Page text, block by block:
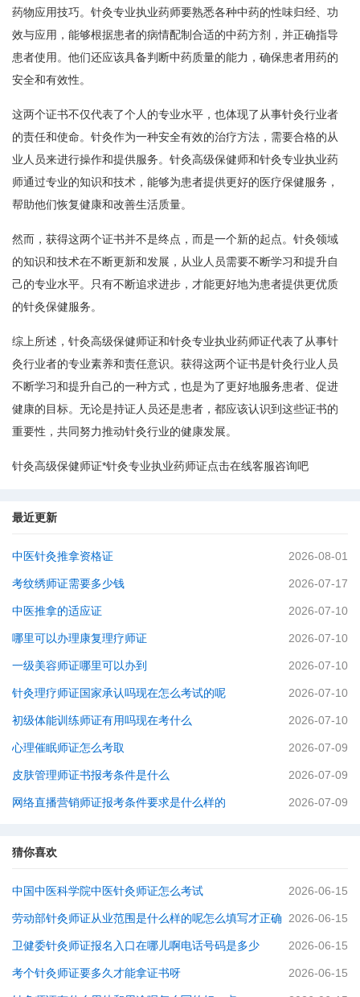
药物应用技巧。针灸专业执业药师要熟悉各种中药的性味归经、功
效与应用，能够根据患者的病情配制合适的中药方剂，并正确指导
患者使用。他们还应该具备判断中药质量的能力，确保患者用药的
安全和有效性。
这两个证书不仅代表了个人的专业水平，也体现了从事针灸行业者
的责任和使命。针灸作为一种安全有效的治疗方法，需要合格的从
业人员来进行操作和提供服务。针灸高级保健师和针灸专业执业药
师通过专业的知识和技术，能够为患者提供更好的医疗保健服务，
帮助他们恢复健康和改善生活质量。
然而，获得这两个证书并不是终点，而是一个新的起点。针灸领域
的知识和技术在不断更新和发展，从业人员需要不断学习和提升自
己的专业水平。只有不断追求进步，才能更好地为患者提供更优质
的针灸保健服务。
综上所述，针灸高级保健师证和针灸专业执业药师证代表了从事针
灸行业者的专业素养和责任意识。获得这两个证书是针灸行业人员
不断学习和提升自己的一种方式，也是为了更好地服务患者、促进
健康的目标。无论是持证人员还是患者，都应该认识到这些证书的
重要性，共同努力推动针灸行业的健康发展。
针灸高级保健师证*针灸专业执业药师证点击在线客服咨询吧
最近更新
中医针灸推拿资格证 2026-08-01
考纹绣师证需要多少钱 2026-07-17
中医推拿的适应证 2026-07-10
哪里可以办理康复理疗师证 2026-07-10
一级美容师证哪里可以办到 2026-07-10
针灸理疗师证国家承认吗现在怎么考试的呢 2026-07-10
初级体能训练师证有用吗现在考什么 2026-07-10
心理催眠师证怎么考取 2026-07-09
皮肤管理师证书报考条件是什么 2026-07-09
网络直播营销师证报考条件要求是什么样的 2026-07-09
猜你喜欢
中国中医科学院中医针灸师证怎么考试 2026-06-15
劳动部针灸师证从业范围是什么样的呢怎么填写才正确 2026-06-15
卫健委针灸师证报名入口在哪儿啊电话号码是多少 2026-06-15
考个针灸师证要多久才能拿证书呀 2026-06-15